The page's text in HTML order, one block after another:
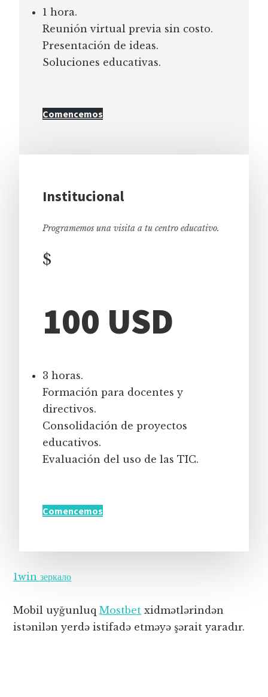
1 hora.
Reunión virtual previa sin costo.
Presentación de ideas.
Soluciones educativas.
Comencemos
Institucional
Programemos una visita a tu centro educativo.
$
100 USD
3 horas.
Formación para docentes y
directivos.
Consolidación de proyectos
educativos.
Evaluación del uso de las TIC.
Comencemos
1win зеркало
Mobil uyğunluqMostbet xidmətlərindən
istənilən yerdə istifadə etməyə şərait yaradır.